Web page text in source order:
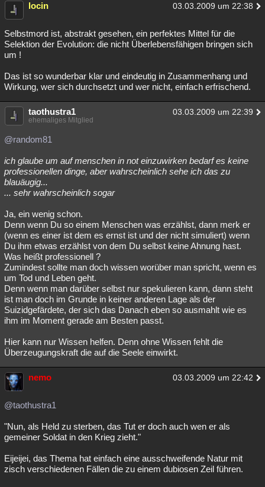
locin 03.03.2009 um 22:38
Selbstmord ist, abstrakt gesehen, ein perfektes Mittel für die
Selektion der Evolution: die nicht Überlebensfähigen bringen sich
um !
Das ist so wunderbar klar und eindeutig in Zusammenhang und
Wirkung, wer sich durchsetzt und wer nicht, einfach erfrischend.
taothustra1 03.03.2009 um 22:39
ehemaliges Mitglied
@random81
ich glaube um auf menschen in not einzuwirken bedarf es keine
professionellen dinge, aber wahrscheinlich sehe ich das zu
blauäugig...
... sehr wahrscheinlich sogar
Ja, ein wenig schon.
Denn wenn Du so einem Menschen was erzählst, dann merk er
(wenn es einer ist dem es ernst ist und der nicht simuliert) wenn
Du ihm etwas erzählst von dem Du selbst keine Ahnung hast.
Was heißt professionell ?
Zumindest sollte man doch wissen worüber man spricht, wenn es
um Tod und Leben geht.
Denn wenn man darüber selbst nur spekulieren kann, dann steht
ist man doch im Grunde in keiner anderen Lage als der
Suizidgefärdete, der sich das Danach eben so ausmahlt wie es
ihm im Moment gerade am Besten passt.
Hier kann nur Wissen helfen. Denn ohne Wissen fehlt die
Überzeugungskraft die auf die Seele einwirkt.
nemo 03.03.2009 um 22:42
@taothustra1
"Nun, als Held zu sterben, das Tut er doch auch wen er als
gemeiner Soldat in den Krieg zieht."
Eijeijei, das Thema hat einfach eine ausschweifende Natur mit
zisch verschiedenen Fällen die zu einem dubiosen Zeil führen.